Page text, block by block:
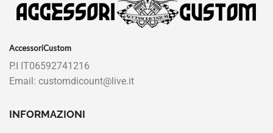
AccessoriCustom
P.I IT06592741216
Email: customdicount@live.it
INFORMAZIONI